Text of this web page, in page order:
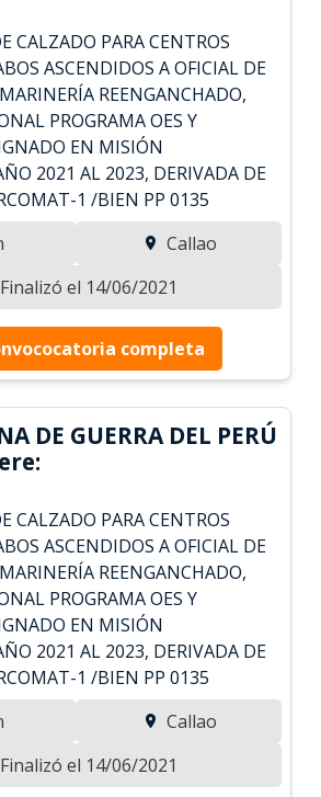
CALZADO PARA CENTROS
ASCENDIDOS A OFICIAL DE
REENGANCHADO,
PROGRAMA OES Y
EN MISIÓN
2021 AL 2023, DERIVADA DE
1 /BIEN PP 0135
Callao
Finalizó el 14/06/2021
completa
DE GUERRA DEL PERÚ
CALZADO PARA CENTROS
ASCENDIDOS A OFICIAL DE
REENGANCHADO,
PROGRAMA OES Y
EN MISIÓN
2021 AL 2023, DERIVADA DE
1 /BIEN PP 0135
Callao
Finalizó el 14/06/2021